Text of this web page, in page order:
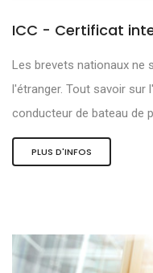
ICC - Certificat
Les brevets nationaux ne
l'étranger. Tout savoir sur
conducteur de bateau de
PLUS D'INFOS